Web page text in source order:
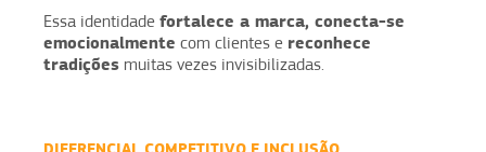
Essa identidade fortalece a marca, conecta-se
emocionalmente com clientes e reconhece
tradições muitas vezes invisibilizadas.